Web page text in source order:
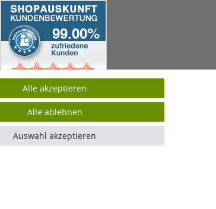
Alle akzeptieren
Alle ablehnen
Auswahl akzeptieren